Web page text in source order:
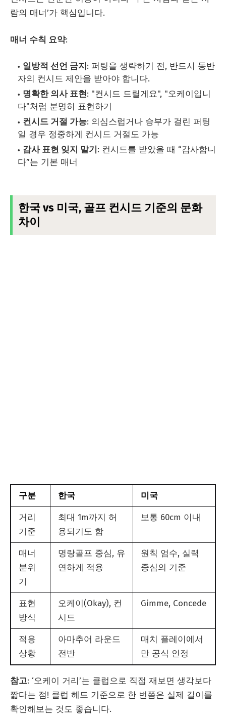
람의 매너’가 핵심입니다.
매너 수칙 요약:
일방적 선언 금지: 퍼팅을 생략하기 전, 반드시 동반
자의 컨시드 제안을 받아야 합니다.
명확한 의사 표현: "컨시드 드릴게요", "오케이입니
다"처럼 분명히 표현하기
컨시드 거절 가능: 의심스럽거나 승부가 걸린 퍼팅
일 경우 정중하게 컨시드 거절도 가능
감사 표현 잊지 말기: 컨시드를 받았을 때 “감사합니
다”는 기본 매너
한국 vs 미국, 골프 컨시드 기준의 문화
차이
구분 한국 미국
거리
기준
최대 1m까지 허
용되기도 함
보통 60cm 이내
매너
분위
기
명랑골프 중심, 유
연하게 적용
원칙 엄수, 실력
중심의 기준
표현
방식
오케이(Okay), 컨
시드
Gimme, Concede
적용
상황
아마추어 라운드
전반
매치 플레이에서
만 공식 인정
참고: ‘오케이 거리’는 클럽으로 직접 재보면 생각보다
짧다는 점! 클럽 헤드 기준으로 한 번쯤은 실제 길이를
확인해보는 것도 좋습니다.